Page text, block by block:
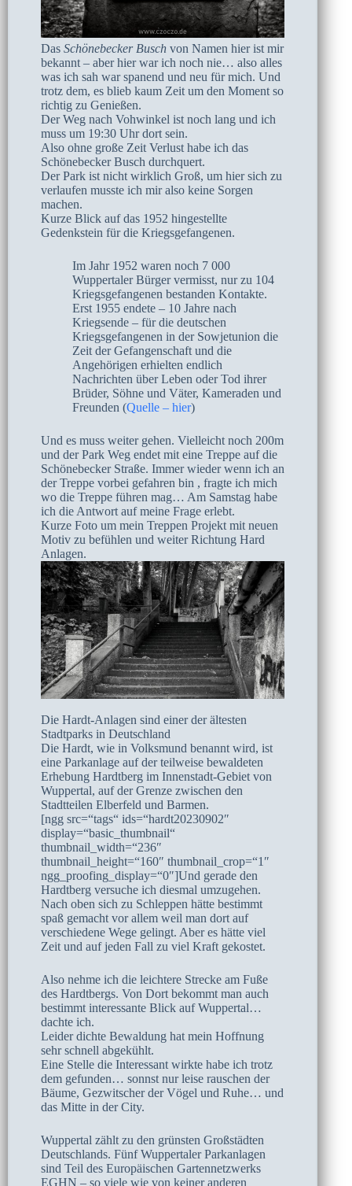
Das Schönebecker Busch von Namen hier ist mir
bekannt – aber hier war ich noch nie… also alles
was ich sah war spanend und neu für mich. Und
trotz dem, es blieb kaum Zeit um den Moment so
richtig zu Genießen.
Der Weg nach Vohwinkel ist noch lang und ich
muss um 19:30 Uhr dort sein.
Also ohne große Zeit Verlust habe ich das
Schönebecker Busch durchquert.
Der Park ist nicht wirklich Groß, um hier sich zu
verlaufen musste ich mir also keine Sorgen
machen.
Kurze Blick auf das 1952 hingestellte
Gedenkstein für die Kriegsgefangenen.
Im Jahr 1952 waren noch 7 000
Wuppertaler Bürger vermisst, nur zu 104
Kriegsgefangenen bestanden Kontakte.
Erst 1955 endete – 10 Jahre nach
Kriegsende – für die deutschen
Kriegsgefangenen in der Sowjetunion die
Zeit der Gefangenschaft und die
Angehörigen erhielten endlich
Nachrichten über Leben oder Tod ihrer
Brüder, Söhne und Väter, Kameraden und
Freunden (Quelle – hier)
Und es muss weiter gehen. Vielleicht noch 200m
und der Park Weg endet mit eine Treppe auf die
Schönebecker Straße. Immer wieder wenn ich an
der Treppe vorbei gefahren bin , fragte ich mich
wo die Treppe führen mag… Am Samstag habe
ich die Antwort auf meine Frage erlebt.
Kurze Foto um mein Treppen Projekt mit neuen
Motiv zu befühlen und weiter Richtung Hard
Anlagen.
Die Hardt-Anlagen sind einer der ältesten
Stadtparks in Deutschland
Die Hardt, wie in Volksmund benannt wird, ist
eine Parkanlage auf der teilweise bewaldeten
Erhebung Hardtberg im Innenstadt-Gebiet von
Wuppertal, auf der Grenze zwischen den
Stadtteilen Elberfeld und Barmen.
[ngg src=“tags“ ids=“hardt20230902″
display=“basic_thumbnail“
thumbnail_width=“236″
thumbnail_height=“160″ thumbnail_crop=“1″
ngg_proofing_display=“0″]Und gerade den
Hardtberg versuche ich diesmal umzugehen.
Nach oben sich zu Schleppen hätte bestimmt
spaß gemacht vor allem weil man dort auf
verschiedene Wege gelingt. Aber es hätte viel
Zeit und auf jeden Fall zu viel Kraft gekostet.
Also nehme ich die leichtere Strecke am Fuße
des Hardtbergs. Von Dort bekommt man auch
bestimmt interessante Blick auf Wuppertal…
dachte ich.
Leider dichte Bewaldung hat mein Hoffnung
sehr schnell abgekühlt.
Eine Stelle die Interessant wirkte habe ich trotz
dem gefunden… sonnst nur leise rauschen der
Bäume, Gezwitscher der Vögel und Ruhe… und
das Mitte in der City.
Wuppertal zählt zu den grünsten Großstädten
Deutschlands. Fünf Wuppertaler Parkanlagen
sind Teil des Europäischen Gartennetzwerks
EGHN – so viele wie von keiner anderen